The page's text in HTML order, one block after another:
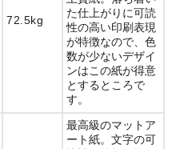
72.5kg
た仕上がりに可読
性の高い印刷表現
が特徴なので、色
数が少ないデザイ
ンはこの紙が得意
とするところで
す。
最高級のマットア
ート紙。文字の可